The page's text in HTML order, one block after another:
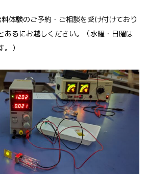
体験のご予約・ご相談を受け付けており
あるにお越しください。（水曜・日曜は
）